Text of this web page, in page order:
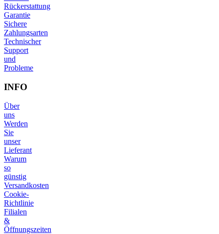
Rückerstattung
Garantie
Sichere
Zahlungsarten
Technischer
Support
und
Probleme
INFO
Über
uns
Werden
Sie
unser
Lieferant
Warum
so
günstig
Versandkosten
Cookie-
Richtlinie
Filialen
&
Öffnungszeiten